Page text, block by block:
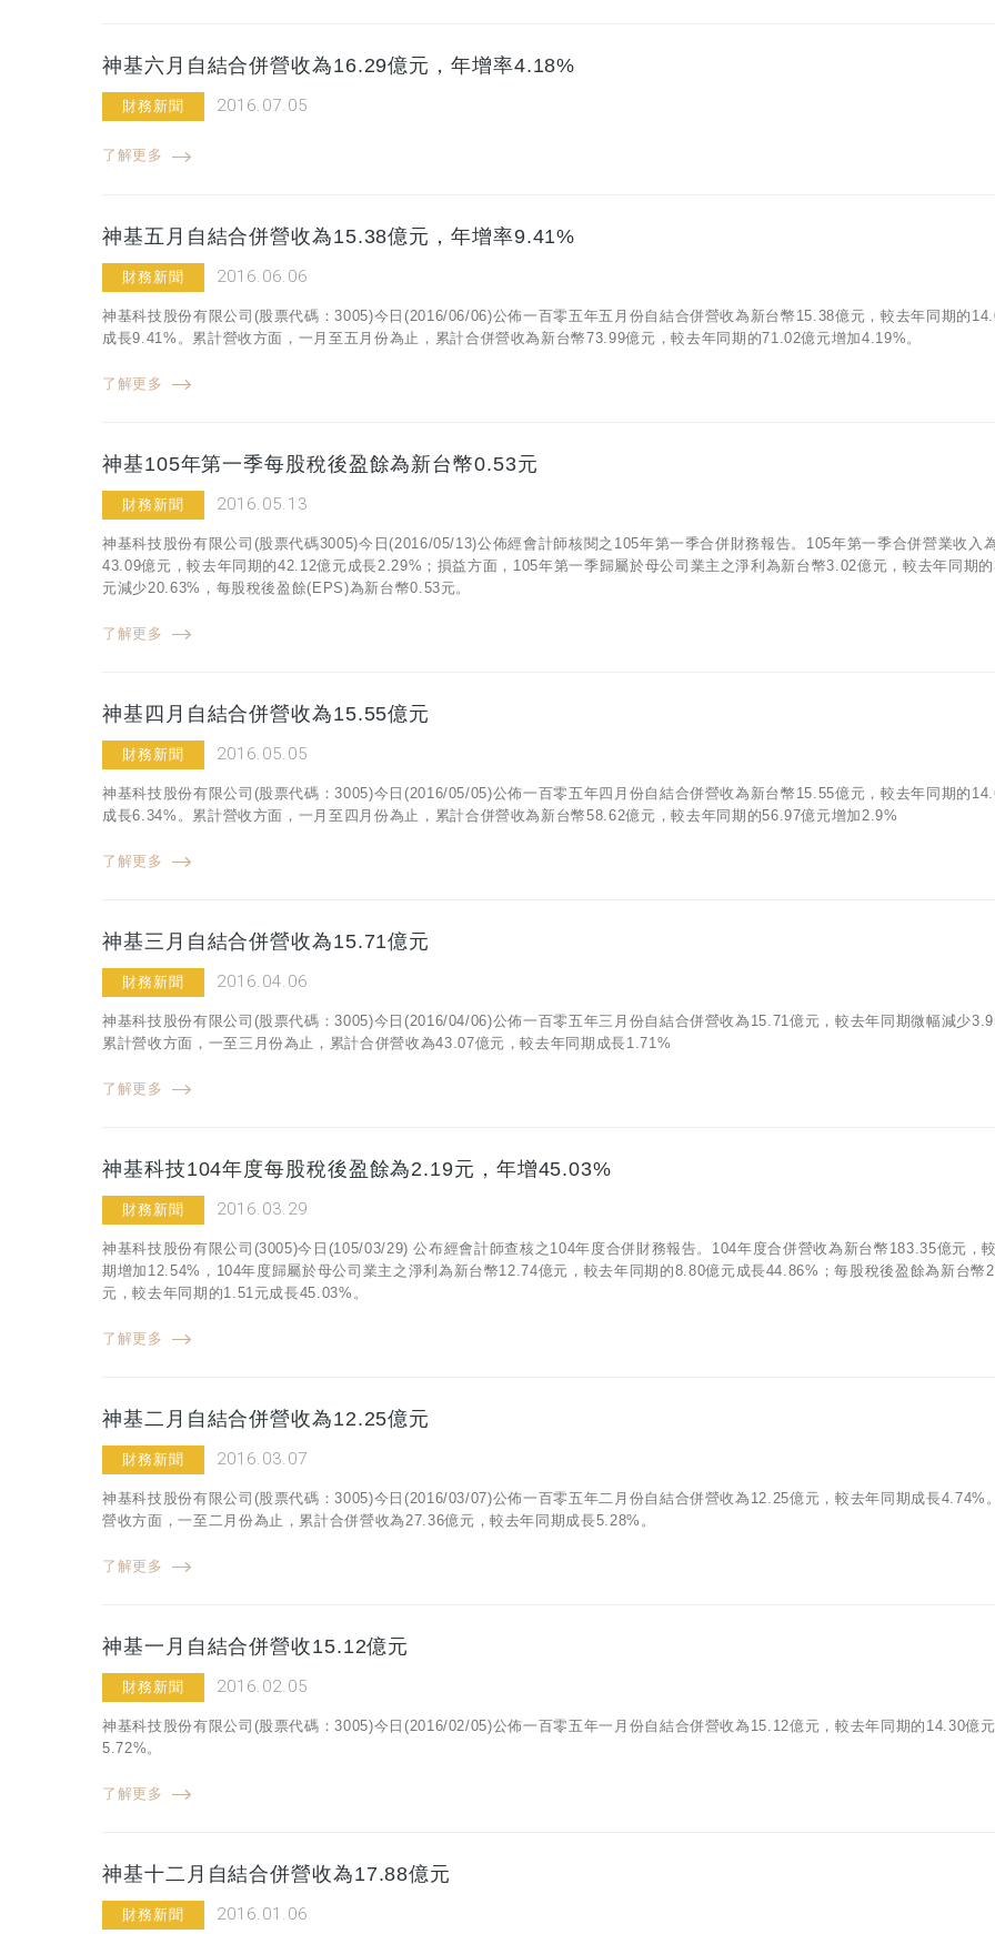
神基六月自結合併營收為16.29億元，年增率4.18%
財務新聞 2016.07.05
了解更多
神基五月自結合併營收為15.38億元，年增率9.41%
財務新聞 2016.06.06
神基科技股份有限公司(股票代碼：3005)今日(2016/06/06)公佈一百零五年五月份自結合併營收為新台幣15.38億元，較去年同期的
成長9.41%。累計營收方面，一月至五月份為止，累計合併營收為新台幣73.99億元，較去年同期的71.02億元增加4.19%。
了解更多
神基105年第一季每股稅後盈餘為新台幣0.53元
財務新聞 2016.05.13
神基科技股份有限公司(股票代碼3005)今日(2016/05/13)公佈經會計師核閱之105年第一季合併財務報告。105年第一季合併營業收入
43.09億元，較去年同期的42.12億元成長2.29%；損益方面，105年第一季歸屬於母公司業主之淨利為新台幣3.02億元，較去年同期
元減少20.63%，每股稅後盈餘(EPS)為新台幣0.53元。
了解更多
神基四月自結合併營收為15.55億元
財務新聞 2016.05.05
神基科技股份有限公司(股票代碼：3005)今日(2016/05/05)公佈一百零五年四月份自結合併營收為新台幣15.55億元，較去年同期的
成長6.34%。累計營收方面，一月至四月份為止，累計合併營收為新台幣58.62億元，較去年同期的56.97億元增加2.9%
了解更多
神基三月自結合併營收為15.71億元
財務新聞 2016.04.06
神基科技股份有限公司(股票代碼：3005)今日(2016/04/06)公佈一百零五年三月份自結合併營收為15.71億元，較去年同期微幅減少
累計營收方面，一至三月份為止，累計合併營收為43.07億元，較去年同期成長1.71%
了解更多
神基科技104年度每股稅後盈餘為2.19元，年增45.03%
財務新聞 2016.03.29
神基科技股份有限公司(3005)今日(105/03/29) 公布經會計師查核之104年度合併財務報告。104年度合併營收為新台幣183.35億元，
期增加12.54%，104年度歸屬於母公司業主之淨利為新台幣12.74億元，較去年同期的8.80億元成長44.86%；每股稅後盈餘為新台幣
元，較去年同期的1.51元成長45.03%。
了解更多
神基二月自結合併營收為12.25億元
財務新聞 2016.03.07
神基科技股份有限公司(股票代碼：3005)今日(2016/03/07)公佈一百零五年二月份自結合併營收為12.25億元，較去年同期成長4.74%
營收方面，一至二月份為止，累計合併營收為27.36億元，較去年同期成長5.28%。
了解更多
神基一月自結合併營收15.12億元
財務新聞 2016.02.05
神基科技股份有限公司(股票代碼：3005)今日(2016/02/05)公佈一百零五年一月份自結合併營收為15.12億元，較去年同期的14.30億
5.72%。
了解更多
神基十二月自結合併營收為17.88億元
財務新聞 2016.01.06